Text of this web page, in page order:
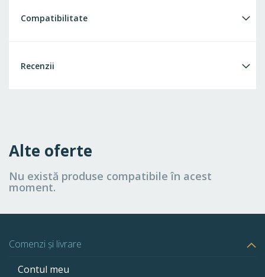
Compatibilitate
Recenzii
Alte oferte
Nu există produse compatibile în acest
moment.
Comenzi și livrare
Contul meu